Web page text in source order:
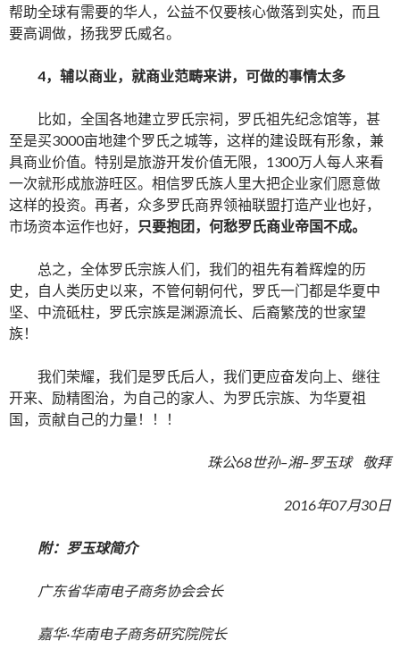
帮助全球有需要的华人，公益不仅要核心做落到实处，而且
要高调做，扬我罗氏威名。
4，辅以商业，就商业范畴来讲，可做的事情太多
比如，全国各地建立罗氏宗祠，罗氏祖先纪念馆等，甚
至是买3000亩地建个罗氏之城等，这样的建设既有形象，兼
具商业价值。特别是旅游开发价值无限，1300万人每人来看
一次就形成旅游旺区。相信罗氏族人里大把企业家们愿意做
这样的投资。再者，众多罗氏商界领袖联盟打造产业也好，
市场资本运作也好，
只要抱团，何愁罗氏商业帝国不成。
总之，全体罗氏宗族人们，我们的祖先有着辉煌的历
史，自人类历史以来，不管何朝何代，罗氏一门都是华夏中
坚、中流砥柱，罗氏宗族是渊源流长、后裔繁茂的世家望
族！
我们荣耀，我们是罗氏后人，我们更应奋发向上、继往
开来、励精图治，为自己的家人、为罗氏宗族、为华夏祖
国，贡献自己的力量！！！
珠公68世孙–湘–罗玉球 敬拜
2016年07月30日
附：罗玉球简介
广东省华南电子商务协会会长
嘉华·华南电子商务研究院院长